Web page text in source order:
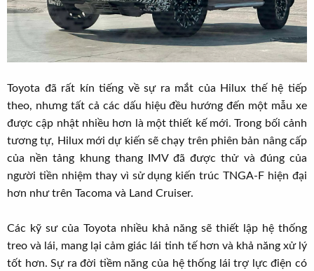
Toyota đã rất kín tiếng về sự ra mắt của Hilux thế hệ tiếp
theo, nhưng tất cả các dấu hiệu đều hướng đến một mẫu xe
được cập nhật nhiều hơn là một thiết kế mới. Trong bối cảnh
tương tự, Hilux mới dự kiến sẽ chạy trên phiên bản nâng cấp
của nền tảng khung thang IMV đã được thử và đúng của
người tiền nhiệm thay vì sử dụng kiến trúc TNGA-F hiện đại
hơn như trên Tacoma và Land Cruiser.
Các kỹ sư của Toyota nhiều khả năng sẽ thiết lập hệ thống
treo và lái, mang lại cảm giác lái tinh tế hơn và khả năng xử lý
tốt hơn. Sự ra đời tiềm năng của hệ thống lái trợ lực điện có